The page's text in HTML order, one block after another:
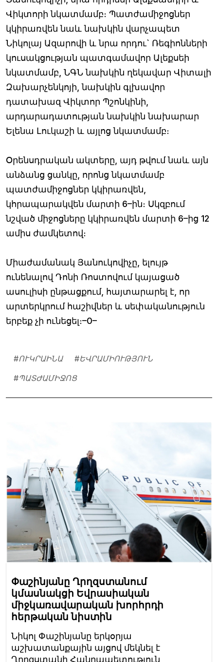
Վիկտորի նկատմամբ։ Պատժամիջոցներ
կկիրառվեն նաև նախկին վարչապետ
Նիկոլայ Ազարովի և նրա որդու` Ռեգիոնների
կուսակցության պատգամավոր Ալեքսեի
նկատմամբ, ՆԳՆ նախկին ղեկավար Վիտալի
Զախարչենկոյի, նախկին գլխավոր
դատախազ Վիկտոր Պշոնկինի,
արդարադատության նախկին նախարար
Ելենա Լուկաշի և այլոց նկատմամբ։
Օրենսդրական ակտերը, այդ թվում նաև այն
անձանց ցանկը, որոնց նկատմամբ
պատժամիջոցներ կկիրառվեն,
կհրապարակվեն մարտի 6–ին։ Սկզբում
նշված միջոցները կկիրառվեն մարտի 6–ից 12
ամիս ժամկետով։
Միաժամանակ Յանուկովիչը, ելույթ
ունենալով Դոնի Ռոստովում կայացած
ասուլիսի ընթացքում, հայտարարել է, որ
արտերկրում հաշիվներ և սեփականություն
երբեք չի ունեցել։–0–
#ՈՒԿՐԱԻՆԱ #ԵՎՐԱՄԻՈՒԹՅՈՒՆ
#ՊԱՏԺԱՄԻՋՈՑ
Փաշինյանը Ղրղզստանում
կմասնակցի Եվրասիական
միջկառավարական խորհրդի
հերթական նիստին
Նիկոլ Փաշինյանը երկօրյա
աշխատանքային այցով մեկնել է
Ղրղզստանի Հանրապետություն